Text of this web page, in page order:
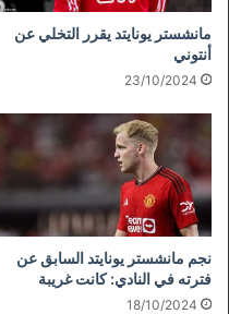
مانشستر يونايتد يقرر التخلي عن
أنتوني
23/10/2024
نجم مانشستر يونايتد السابق عن
فترته في النادي: كانت غريبة
18/10/2024